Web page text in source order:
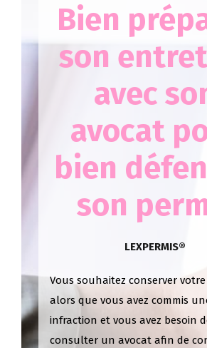
Bien
son
avec
avocat
bien
son
LEXPERMIS®
Vous souhaitez conserver
alors que vous avez commis
infraction et vous avez besoin
consulter un avocat afin de